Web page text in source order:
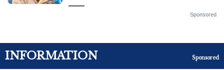
——
Sponsored
INFORMATION Sponsored